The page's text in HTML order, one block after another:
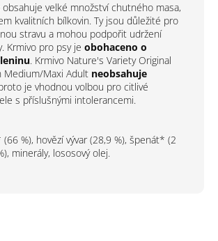
velké množství chutného masa,
kvalitních bílkovin. Ty jsou důležité pro
stravu a mohou podpořit udržení
Krmivo pro psy je obohaceno o
. Krmivo Nature's Variety Original
Medium/Maxi Adult neobsahuje
je vhodnou volbou pro citlivé
s příslušnými intolerancemi.
%), hovězí vývar (28,9 %), špenát* (2
minerály, lososový olej.